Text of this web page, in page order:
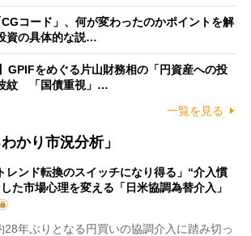
コード」、何が変わったのかポイントを解
資の具体的な説…
GPIFをめぐる片山財務相の「円資産への投
紋 「国債重視」…
一覧を見る
かり市況分析」
レンド転換のスイッチになり得る」“介入慣
た市場心理を変える「日米協調為替介入」
年ぶりとなる円買いの協調介入に踏み切っ